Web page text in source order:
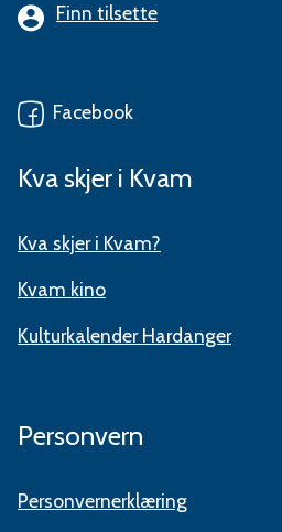
Finn tilsette
Facebook
Kva skjer i Kvam
Kva skjer i Kvam?
Kvam kino
Kulturkalender Hardanger
Personvern
Personvernerklæring